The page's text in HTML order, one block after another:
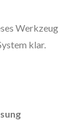
Werkzeug
klar.